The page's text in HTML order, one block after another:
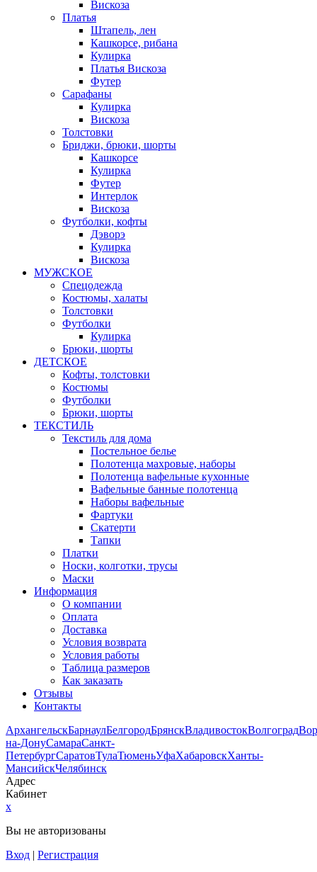
Вискоза
Платья
Штапель, лен
Кашкорсе, рибана
Кулирка
Платья Вискоза
Футер
Сарафаны
Кулирка
Вискоза
Толстовки
Бриджи, брюки, шорты
Кашкорсе
Кулирка
Футер
Интерлок
Вискоза
Футболки, кофты
Дэворэ
Кулирка
Вискоза
МУЖСКОЕ
Спецодежда
Костюмы, халаты
Толстовки
Футболки
Кулирка
Брюки, шорты
ДЕТСКОЕ
Кофты, толстовки
Костюмы
Футболки
Брюки, шорты
ТЕКСТИЛЬ
Текстиль для дома
Постельное белье
Полотенца махровые, наборы
Полотенца вафельные кухонные
Вафельные банные полотенца
Наборы вафельные
Фартуки
Скатерти
Тапки
Платки
Носки, колготки, трусы
Маски
Информация
О компании
Оплата
Доставка
Условия возврата
Условия работы
Таблица размеров
Как заказать
Отзывы
Контакты
АрхангельскБарнаулБелгородБрянскВладивостокВолгоград
на-ДонуСамараСанкт-
ПетербургСаратовТулаТюменьУфаХабаровскХанты-
МансийскЧелябинск
Адрес
Кабинет
x
Вы не авторизованы
Вход | Регистрация